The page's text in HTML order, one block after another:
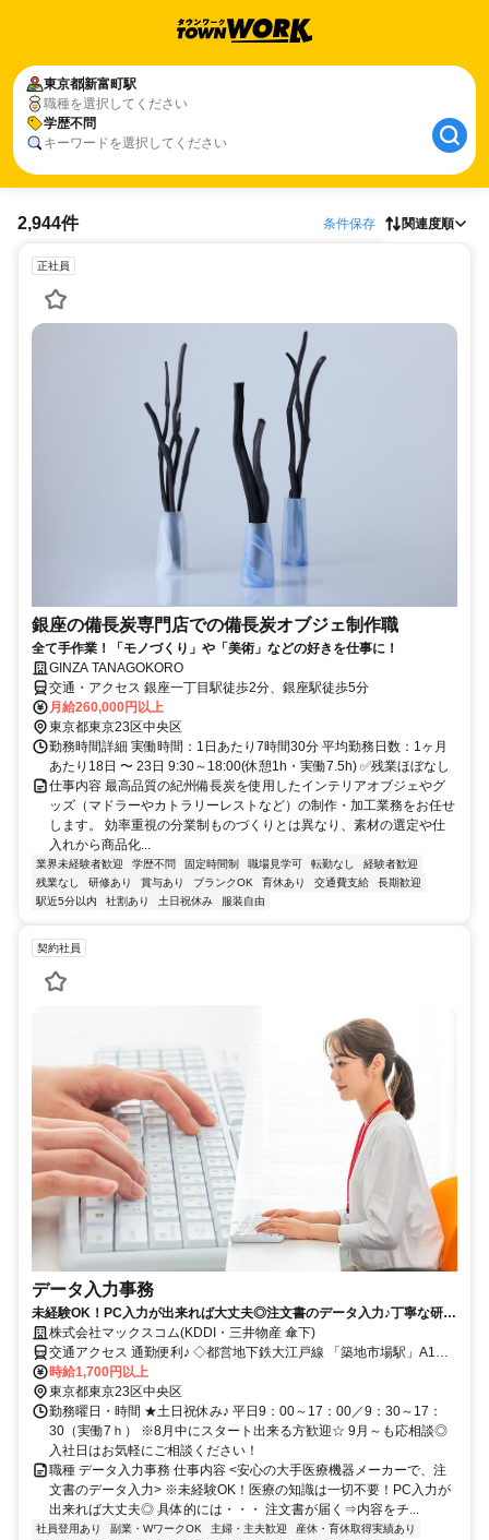
東京都新富町駅
職種を選択してください
学歴不問
キーワードを選択してください
2,944件 条件保存 関連度順
正社員
銀座の備長炭専門店での備長炭オブジェ制作職
全て手作業！「モノづくり」や「美術」などの好きを仕事に！
GINZA TANAGOKORO
交通・アクセス 銀座一丁目駅徒歩2分、銀座駅徒歩5分
月給260,000円以上
東京都東京23区中央区
勤務時間詳細 実働時間：1日あたり7時間30分 平均勤務日数：1ヶ月
あたり18日 〜 23日 9:30～18:00(休憩1h・実働7.5h) ✅残業ほぼなし
仕事内容 最高品質の紀州備長炭を使用したインテリアオブジェやグ
ッズ（マドラーやカトラリーレストなど）の制作・加工業務をお任せ
します。 効率重視の分業制ものづくりとは異なり、素材の選定や仕
入れから商品化...
業界未経験者歓迎 学歴不問 固定時間制 職場見学可 転勤なし
経験者歓迎
残業なし
研修あり 賞与あり ブランクOK 育休あり 交通費支給
長期歓迎
駅近5分以内
社割あり 土日祝休み 服装自由
契約社員
データ入力事務
未経験OK！PC入力が出来れば大丈夫◎注文書のデータ入力♪丁寧な研修
＆しっかりフォローあり☆
株式会社マックスコム(KDDI・三井物産 傘下)
交通アクセス 通勤便利♪ ◇都営地下鉄大江戸線 「築地市場駅」A1出
口より 徒歩４分 ◇東京メトロ日比谷線「築地駅」B1出口より徒歩9
分 ◇各線「新橋駅」汐留口より徒歩10分 ※銀座も徒歩圏内！お仕事
帰りの楽しみも◎
時給1,700円以上
東京都東京23区中央区
勤務曜日・時間 ★土日祝休み♪ 平日9：00～17：00／9：30～17：
30（実働7ｈ） ※8月中にスタート出来る方歓迎☆ 9月～も応相談◎
入社日はお気軽にご相談ください！
職種 データ入力事務 仕事内容 <安心の大手医療機器メーカーで、注
文書のデータ入力> ※未経験OK！医療の知識は一切不要！PC入力が
出来れば大丈夫◎ 具体的には・・・ 注文書が届く⇒内容をチ...
社員登用あり 副業・WワークOK 主婦・主夫歓迎
産休・育休取得実績あり